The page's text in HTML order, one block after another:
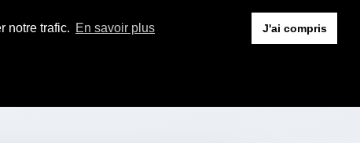
notre trafic. En savoir plus J'ai compris